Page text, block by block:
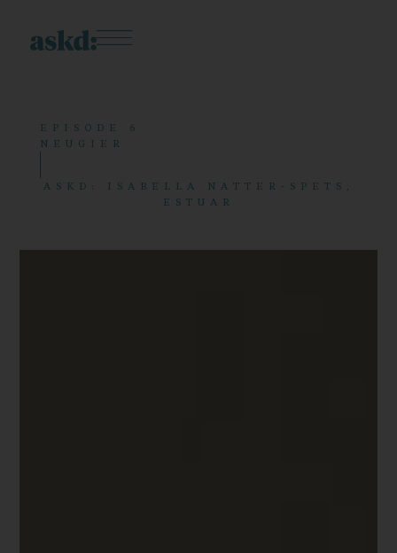
EPISODE 6
NEUGIER
ASKD: ISABELLA NATTER-SPETS,
ESTUAR